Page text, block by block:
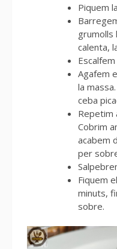
Piquem
grumolls
calenta,
Agafem
la
ceba
Repetim
Cobrim
acabem
per
Fiquem
minuts,
sobre.